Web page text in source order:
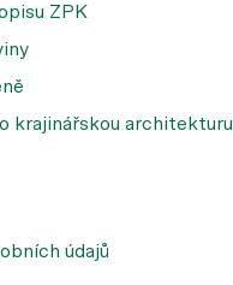
údajů
ZPK
krajinářskou architekturu